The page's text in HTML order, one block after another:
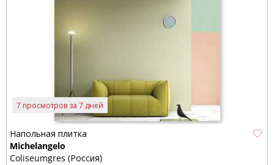
7 просмотров за 7 дней
Напольная плитка
Michelangelo
Coliseumgres (Россия)